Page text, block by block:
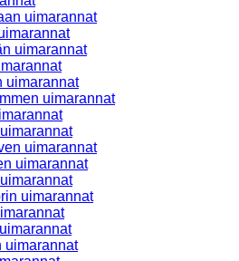
uimarannat
uimarannat
uimarannat
uimarannat
uimarannat
uimarannat
uimarannat
uimarannat